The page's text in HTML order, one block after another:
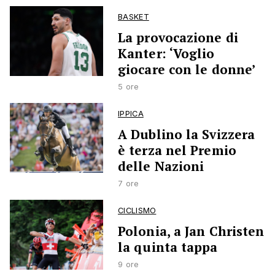
BASKET
La provocazione di
Kanter: ‘Voglio
giocare con le donne’
5 ore
IPPICA
A Dublino la Svizzera
è terza nel Premio
delle Nazioni
7 ore
CICLISMO
Polonia, a Jan Christen
la quinta tappa
9 ore